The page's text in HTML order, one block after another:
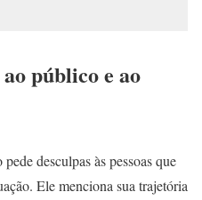
público e ao
desculpas às pessoas que
Ele menciona sua trajetória